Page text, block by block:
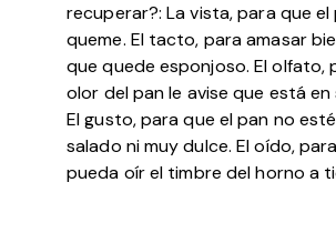
recuperar?: La vista, para que el
queme. El tacto, para amasar
que quede esponjoso. El olfato,
olor del pan le avise que está
El gusto, para que el pan no
salado ni muy dulce. El oído,
pueda oír el timbre del horno a